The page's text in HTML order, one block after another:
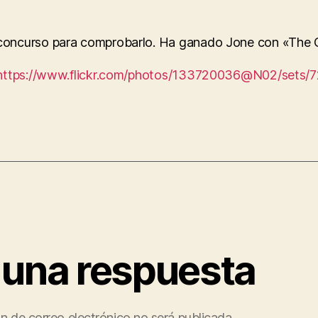
para comprobarlo. Ha ganado Jone con «The
www.flickr.com/photos/133720036@N02/sets/
respuesta